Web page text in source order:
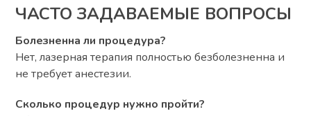
ЧАСТО ЗАДАВАЕМЫЕ ВОПРОСЫ
Болезненна ли процедура?
Нет, лазерная терапия полностью безболезненна и
не требует анестезии.
Сколько процедур нужно пройти?